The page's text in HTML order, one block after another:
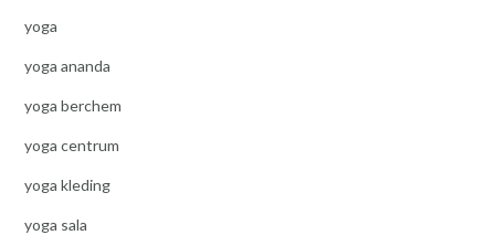
yoga
yoga ananda
yoga berchem
yoga centrum
yoga kleding
yoga sala